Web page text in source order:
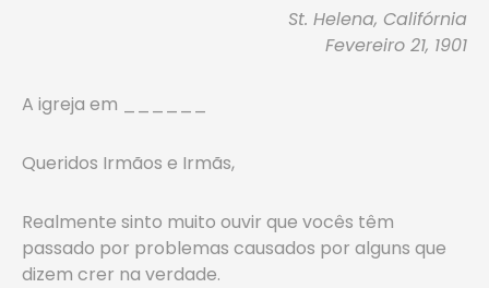
St. Helena, Califórnia
Fevereiro 21, 1901
A igreja em ______
Queridos Irmãos e Irmãs,
Realmente sinto muito ouvir que vocês têm
passado por problemas causados por alguns que
dizem crer na verdade.